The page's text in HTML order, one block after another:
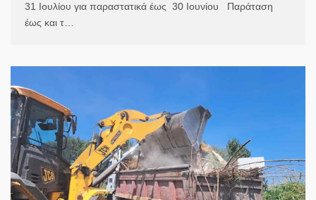
31 Ιουλίου για παραστατικά έως 30 Ιουνίου Παράταση
έως και τ…